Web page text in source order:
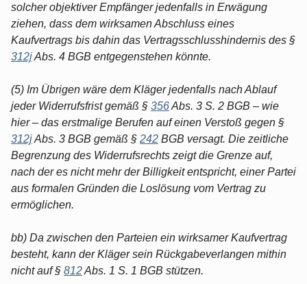
solcher objektiver Empfänger jedenfalls in Erwägung
ziehen, dass dem wirksamen Abschluss eines
Kaufvertrags bis dahin das Vertragsschlusshindernis des §
312jAbs. 4 BGB entgegenstehen könnte.
(5) Im Übrigen wäre dem Kläger jedenfalls nach Ablauf
jeder Widerrufsfrist gemäß § 356Abs. 3 S. 2 BGB – wie
hier – das erstmalige Berufen auf einen Verstoß gegen §
312jAbs. 3 BGB gemäß § 242 BGB versagt. Die zeitliche
Begrenzung des Widerrufsrechts zeigt die Grenze auf,
nach der es nicht mehr der Billigkeit entspricht, einer Partei
aus formalen Gründen die Loslösung vom Vertrag zu
ermöglichen.
bb) Da zwischen den Parteien ein wirksamer Kaufvertrag
besteht, kann der Kläger sein Rückgabeverlangen mithin
nicht auf § 812Abs. 1 S. 1 BGB stützen.